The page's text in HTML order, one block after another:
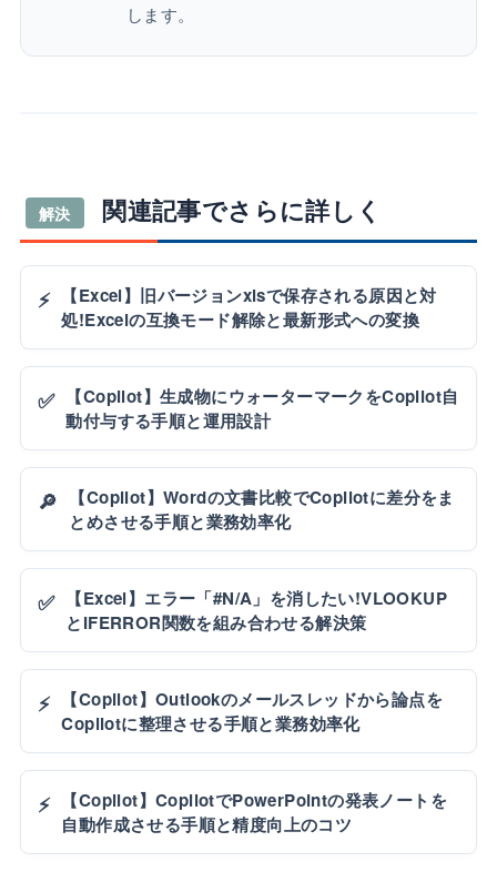
します。
解決 関連記事でさらに詳しく
⚡
【Excel】旧バージョンxlsで保存される原因と対
処!Excelの互換モード解除と最新形式への変換
✅
【Copilot】生成物にウォーターマークをCopilot自
動付与する手順と運用設計
🔎
【Copilot】Wordの文書比較でCopilotに差分をま
とめさせる手順と業務効率化
✅
【Excel】エラー「#N/A」を消したい!VLOOKUP
とIFERROR関数を組み合わせる解決策
⚡
【Copilot】Outlookのメールスレッドから論点を
Copilotに整理させる手順と業務効率化
⚡
【Copilot】CopilotでPowerPointの発表ノートを
自動作成させる手順と精度向上のコツ